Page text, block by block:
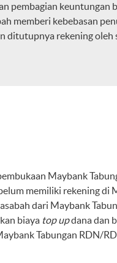
pembagian keuntungan
memberi kebebasan
ditutupnya rekening oleh
Maybank
memiliki rekening di
dari Maybank
biaya top updana dan
Tabungan RDN/